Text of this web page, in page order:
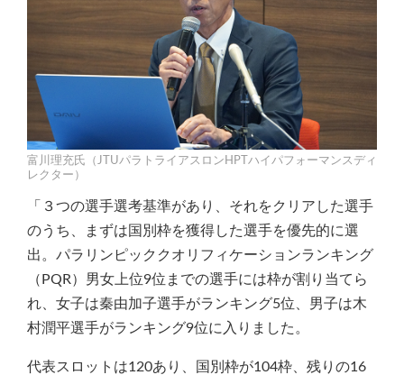
富川理充氏（JTUパラトライアスロンHPTハイパフォーマンスディ
レクター）
「３つの選手選考基準があり、それをクリアした選手
のうち、まずは国別枠を獲得した選手を優先的に選
出。パラリンピッククオリフィケーションランキング
（PQR）男女上位9位までの選手には枠が割り当てら
れ、女子は秦由加子選手がランキング5位、男子は木
村潤平選手がランキング9位に入りました。
代表スロットは120あり、国別枠が104枠、残りの16